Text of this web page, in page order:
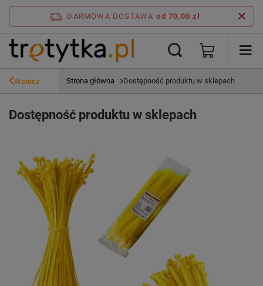
DARMOWA DOSTAWA od 70,00 zł
Wstecz Strona główna Dostępność produktu w sklepach
Dostępność produktu w sklepach